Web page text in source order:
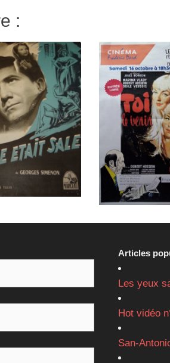
:
Articles
Les yeux
Hot vidéo
San-